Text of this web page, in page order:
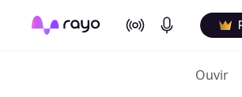
On Air Podcasts
Ouvir